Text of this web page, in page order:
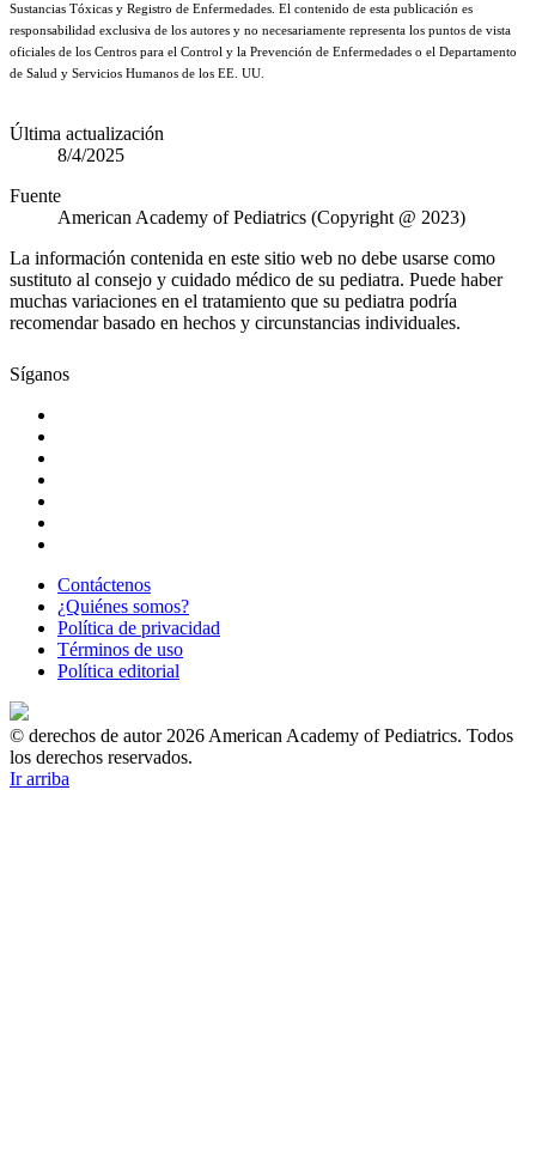
Sustancias Tóxicas y Registro de Enfermedades. El contenido de esta publicación es
responsabilidad exclusiva de los autores y no necesariamente representa los puntos de vista
oficiales de los Centros para el Control y la Prevención de Enfermedades o el Departamento
de Salud y Servicios Humanos de los EE. UU.
Última actualización
8/4/2025
Fuente
American Academy of Pediatrics (Copyright @ 2023)
La información contenida en este sitio web no debe usarse como
sustituto al consejo y cuidado médico de su pediatra. Puede haber
muchas variaciones en el tratamiento que su pediatra podría
recomendar basado en hechos y circunstancias individuales.
Síganos
Contáctenos
¿Quiénes somos?
Política de privacidad
Términos de uso
Política editorial
© derechos de autor 2026 American Academy of Pediatrics. Todos
los derechos reservados.
Ir arriba